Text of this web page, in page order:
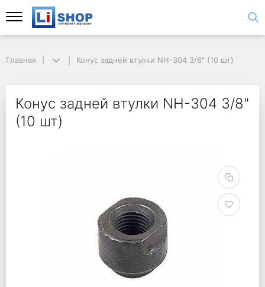
Главная Конус задней втулки NH-304 3/8" (10 шт)
Конус задней втулки NH-304 3/8"
(10 шт)